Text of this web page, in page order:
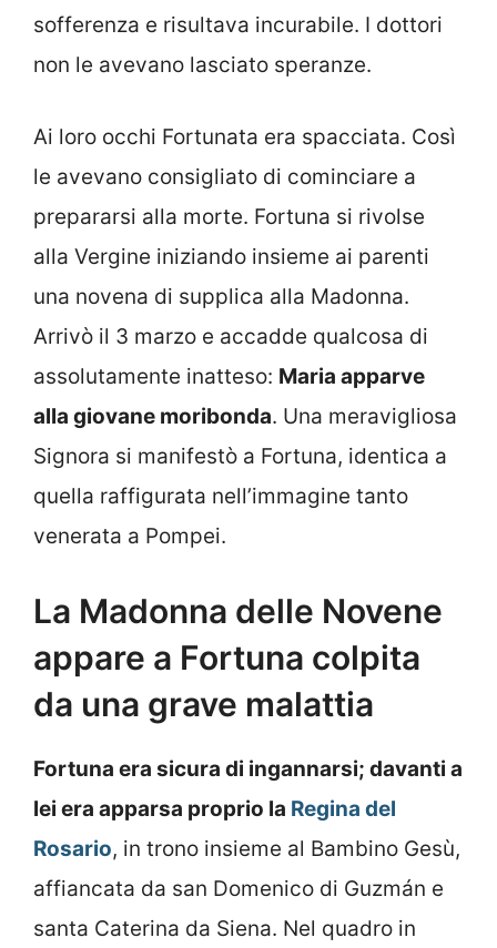
sofferenza e risultava incurabile. I dottori
non le avevano lasciato speranze.
Ai loro occhi Fortunata era spacciata. Così
le avevano consigliato di cominciare a
prepararsi alla morte. Fortuna si rivolse
alla Vergine iniziando insieme ai parenti
una novena di supplica alla Madonna.
Arrivò il 3 marzo e accadde qualcosa di
assolutamente inatteso: Maria apparve
alla giovane moribonda. Una meravigliosa
Signora si manifestò a Fortuna, identica a
quella raffigurata nell’immagine tanto
venerata a Pompei.
La Madonna delle Novene
appare a Fortuna colpita
da una grave malattia
Fortuna era sicura di ingannarsi; davanti a
lei era apparsa proprio la Regina del
Rosario, in trono insieme al Bambino Gesù,
affiancata da san Domenico di Guzmán e
santa Caterina da Siena. Nel quadro in